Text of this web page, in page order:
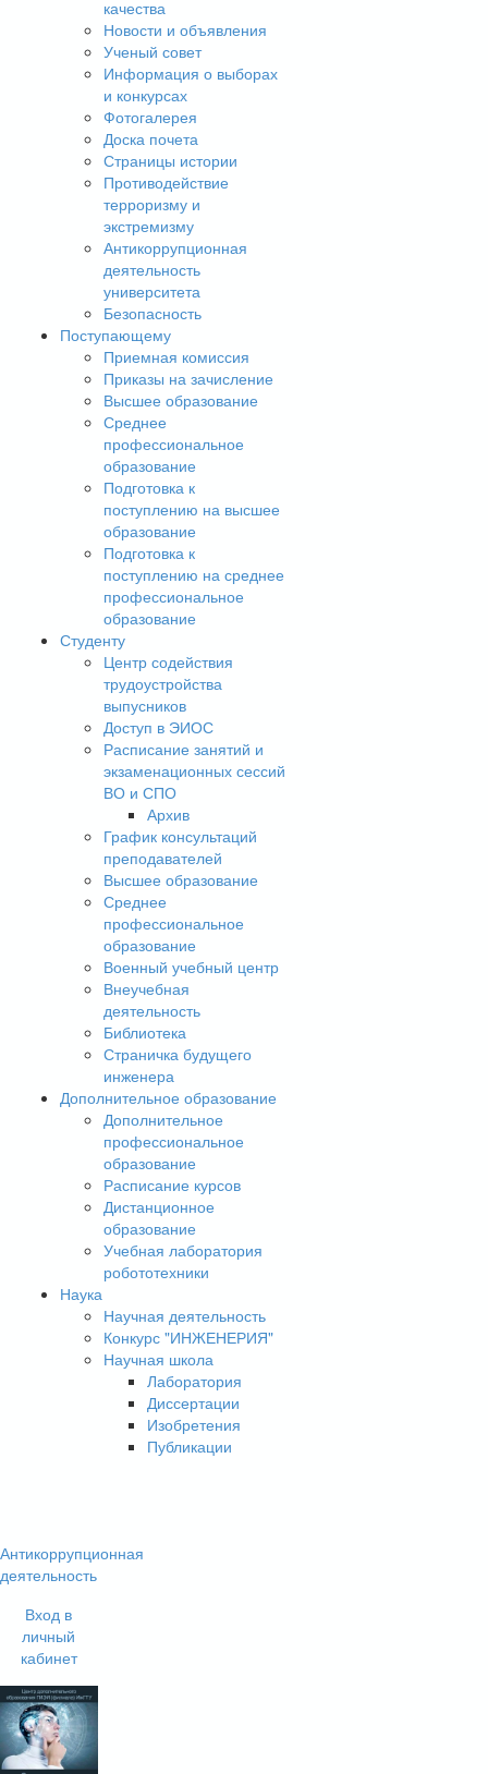
качества
Новости и объявления
Ученый совет
Информация о выборах
и конкурсах
Фотогалерея
Доска почета
Страницы истории
Противодействие
терроризму и
экстремизму
Антикоррупционная
деятельность
университета
Безопасность
Поступающему
Приемная комиссия
Приказы на зачисление
Высшее образование
Среднее
профессиональное
образование
Подготовка к
поступлению на высшее
образование
Подготовка к
поступлению на среднее
профессиональное
образование
Студенту
Центр содействия
трудоустройства
выпусников
Доступ в ЭИОС
Расписание занятий и
экзаменационных сессий
ВО и СПО
Архив
График консультаций
преподавателей
Высшее образование
Среднее
профессиональное
образование
Военный учебный центр
Внеучебная
деятельность
Библиотека
Страничка будущего
инженера
Дополнительное образование
Дополнительное
профессиональное
образование
Расписание курсов
Дистанционное
образование
Учебная лаборатория
робототехники
Наука
Научная деятельность
Конкурс "ИНЖЕНЕРИЯ"
Научная школа
Лаборатория
Диссертации
Изобретения
Публикации
Антикоррупционная
деятельность
Вход в
личный
кабинет